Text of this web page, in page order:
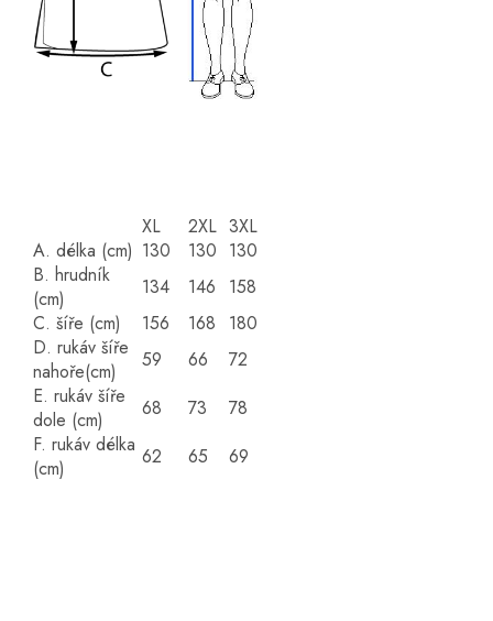
XL 2XL 3XL
A. délka (cm) 130 130 130
B. hrudník
(cm)
134 146
158
C. šíře (cm)
156 168
180
D. rukáv šíře
nahoře(cm)
59 66
72
E. rukáv šíře
dole (cm)
68 73
78
F. rukáv délka
(cm)
62 65 69